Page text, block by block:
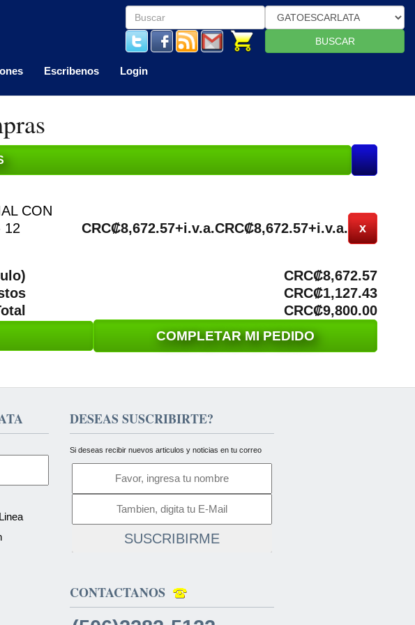
BUSCAR
Escribenos Login
CON
12
CRC₡8,672.57+i.v.a.CRC₡8,672.57+i.v.a. x
CRC₡8,672.57
CRC₡1,127.43
CRC₡9,800.00
COMPLETAR MI PEDIDO
DESEAS SUSCRIBIRTE?
Si deseas recibir nuevos articulos y noticias en tu correo
SUSCRIBIRME
CONTACTANOS